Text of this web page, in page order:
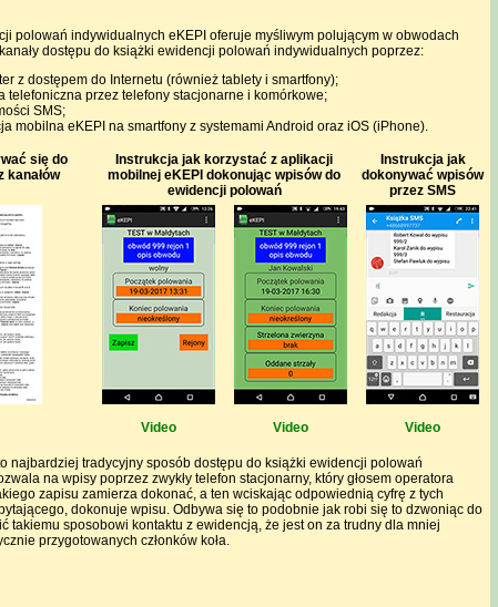
polowań indywidualnych eKEPI oferuje myśliwym polującym w obwodach
kanały dostępu do książki ewidencji polowań indywidualnych poprzez:
z dostępem do Internetu (również tablety i smartfony);
telefoniczna przez telefony stacjonarne i komórkowe;
SMS;
mobilna eKEPI na smartfony z systemami Android oraz iOS (iPhone).
się do
kanałów
Instrukcja jak korzystać z aplikacji
mobilnej eKEPI dokonując wpisów do
ewidencji polowań
Instrukcja jak
dokonywać wpisów
przez SMS
Video Video Video
najbardziej tradycyjny sposób dostępu do książki ewidencji polowań
na wpisy poprzez zwykły telefon stacjonarny, który głosem operatora
zapisu zamierza dokonać, a ten wciskając odpowiednią cyfrę z tych
dokonuje wpisu. Odbywa się to podobnie jak robi się to dzwoniąc do
takiemu sposobowi kontaktu z ewidencją, że jest on za trudny dla mniej
przygotowanych członków koła.